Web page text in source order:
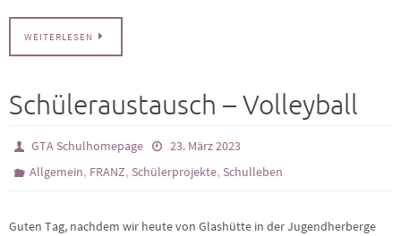
WEITERLESEN
Schüleraustausch – Volleyball
GTA Schulhomepage
23. März 2023
Allgemein, FRANZ, Schülerprojekte, Schulleben
Guten Tag, nachdem wir heute von Glashütte in der Jugendherberge